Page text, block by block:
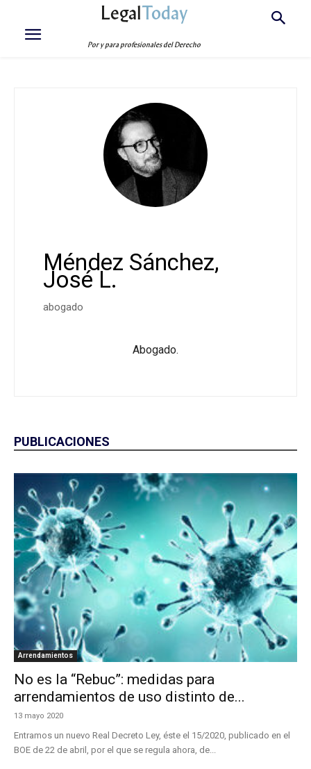
LegalToday
Por y para profesionales del Derecho
Méndez Sánchez,
José L.
abogado
Abogado.
PUBLICACIONES
Arrendamientos
No es la “Rebuc”: medidas para
arrendamientos de uso distinto de...
13 mayo 2020
Entramos un nuevo Real Decreto Ley, éste el 15/2020, publicado en el
BOE de 22 de abril, por el que se regula ahora, de...